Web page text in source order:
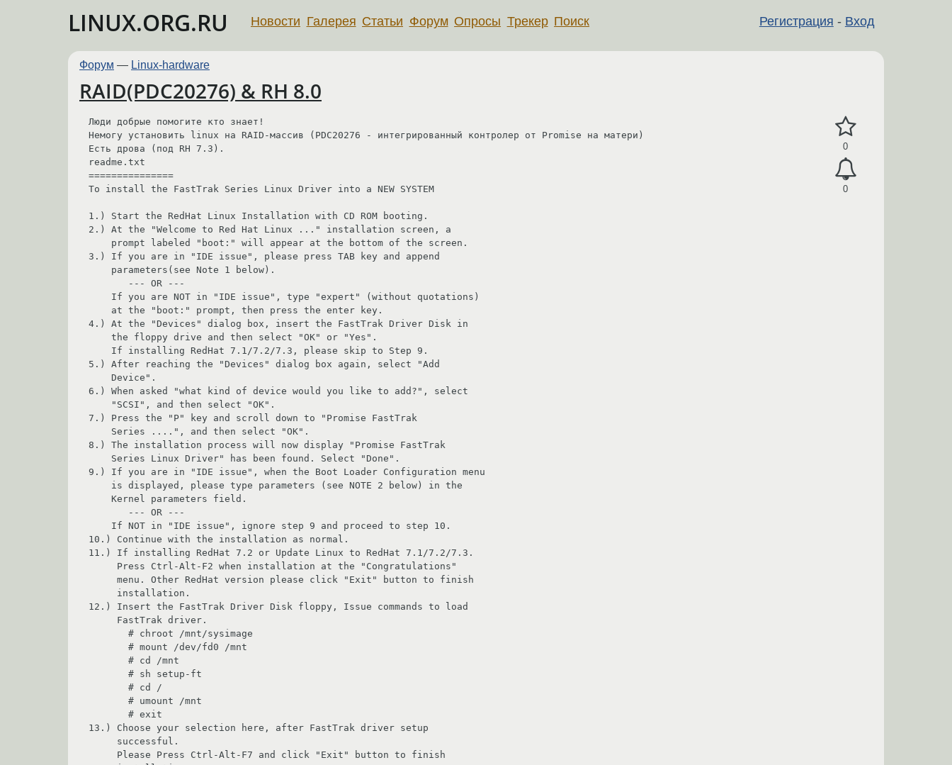
LINUX.ORG.RU Регистрация - Вход
Новости Галерея Статьи Форум Опросы Трекер Поиск
Форум — Linux-hardware
RAID(PDC20276) & RH 8.0
0
0
Люди добрые помогите кто знает!
Немогу установить linux на RAID-массив (PDC20276 - интегрированный контролер от Promise на матери)
Есть дрова (под RH 7.3).
readme.txt
===============
To install the FastTrak Series Linux Driver into a NEW SYSTEM
1.) Start the RedHat Linux Installation with CD ROM booting.
2.) At the "Welcome to Red Hat Linux ..." installation screen, a
3.) If you are in "IDE issue", please press TAB key and append
4.) At the "Devices" dialog box, insert the FastTrak Driver Disk in
5.) After reaching the "Devices" dialog box again, select "Add
6.) When asked "what kind of device would you like to add?", select
7.) Press the "P" key and scroll down to "Promise FastTrak
8.) The installation process will now display "Promise FastTrak
9.) If you are in "IDE issue", when the Boot Loader Configuration menu
10.) Continue with the installation as normal.
11.) If installing RedHat 7.2 or Update Linux to RedHat 7.1/7.2/7.3.
12.) Insert the FastTrak Driver Disk floppy, Issue commands to load
13.) Choose your selection here, after FastTrak driver setup